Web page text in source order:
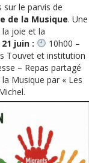
le parvis de
de la Musique. Une
joie et la
juin :
10h00 –
Touvet et institution
– Repas partagé
Musique par « Les